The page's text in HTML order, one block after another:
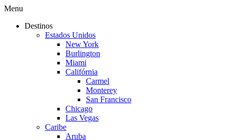
Menu
Destinos
Estados Unidos
New York
Burlington
Miami
Califórnia
Carmel
Monterey
San Francisco
Chicago
Las Vegas
Caribe
Aruba